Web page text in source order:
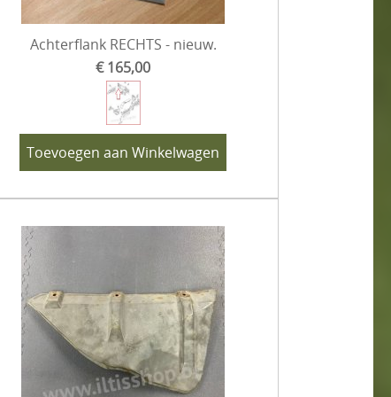
Achterflank RECHTS - nieuw.
€ 165,00
Toevoegen aan Winkelwagen